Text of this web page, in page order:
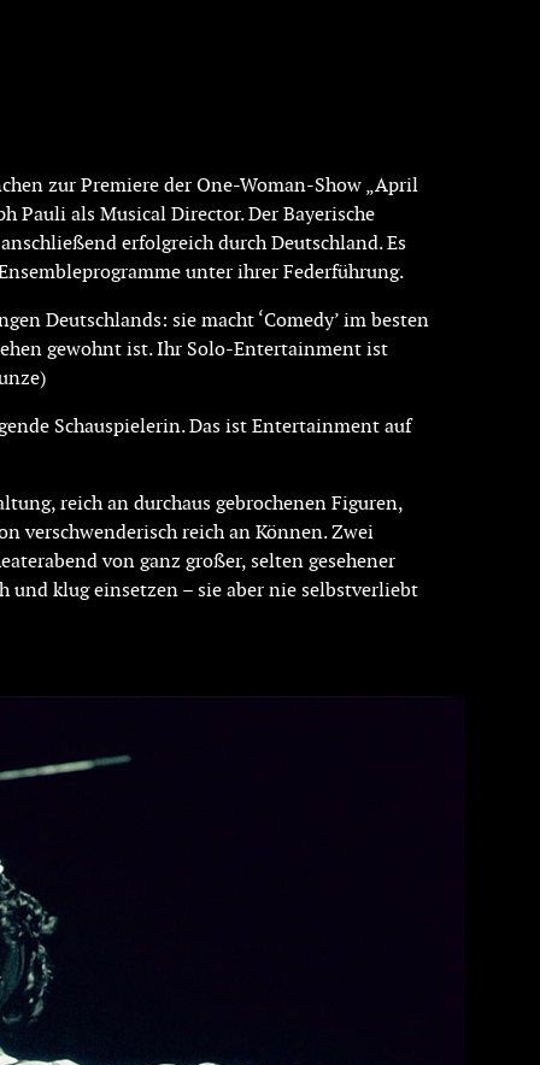
zur Premiere der One-Woman-Show „April
Pauli als Musical Director. Der Bayerische
erfolgreich durch Deutschland. Es
unter ihrer Federführung.
Deutschlands: sie macht ‘Comedy’ im besten
gewohnt ist. Ihr Solo-Entertainment ist
Schauspielerin. Das ist Entertainment auf
reich an durchaus gebrochenen Figuren,
verschwenderisch reich an Können. Zwei
von ganz großer, selten gesehener
klug einsetzen – sie aber nie selbstverliebt